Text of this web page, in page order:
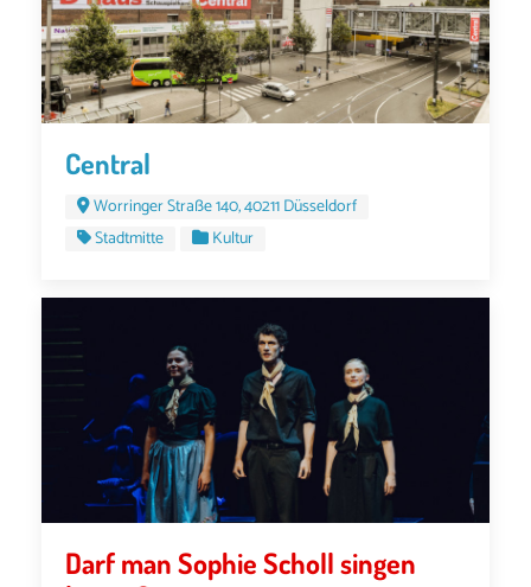
Central
Worringer Straße 140, 40211 Düsseldorf
Stadtmitte
Kultur
Darf man Sophie Scholl singen